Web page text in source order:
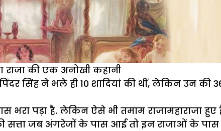
राजा की एक अनोखी कहानी
सिंह ने भले ही 10 शादियां की थीं, लेकिन उन
भरा पड़ा है. लेकिन ऐसे भी तमाम राजामहाराजा
सत्ता जब अंगरेजों के पास आई तो इन राजाओं के